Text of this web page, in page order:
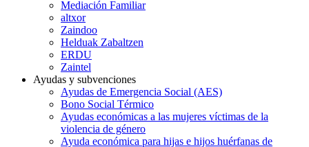
Mediación Familiar
altxor
Zaindoo
Helduak Zabaltzen
ERDU
Zaintel
Ayudas y subvenciones
Ayudas de Emergencia Social (AES)
Bono Social Térmico
Ayudas económicas a las mujeres víctimas de la
violencia de género
Ayuda económica para hijas e hijos huérfanas de